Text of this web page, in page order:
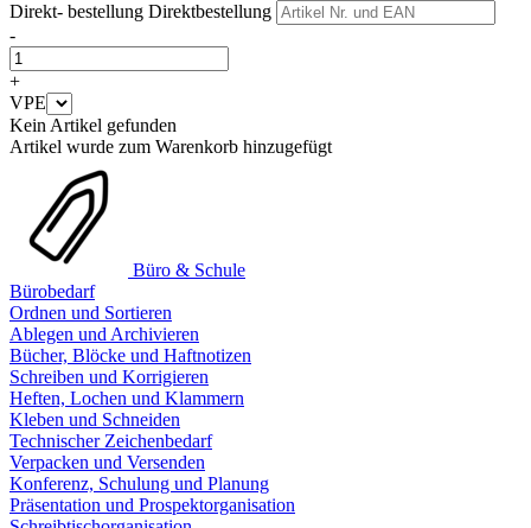
Direkt- bestellung Direktbestellung
-
+
VPE
Kein Artikel gefunden
Artikel wurde zum Warenkorb hinzugefügt
Büro & Schule
Bürobedarf
Ordnen und Sortieren
Ablegen und Archivieren
Bücher, Blöcke und Haftnotizen
Schreiben und Korrigieren
Heften, Lochen und Klammern
Kleben und Schneiden
Technischer Zeichenbedarf
Verpacken und Versenden
Konferenz, Schulung und Planung
Präsentation und Prospektorganisation